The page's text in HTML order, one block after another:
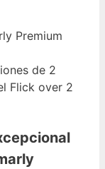
Premium
de 2
Flick over 2